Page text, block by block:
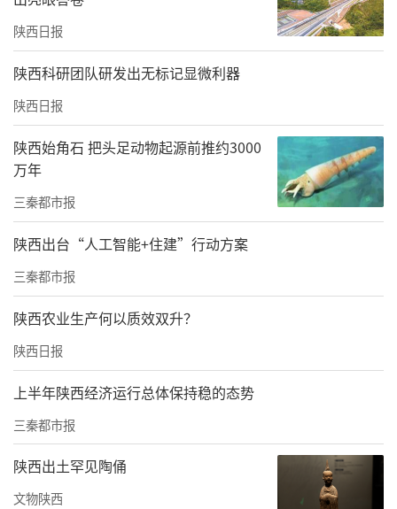
图为大唐华银怀化通道县江县248.5MW风电项
陕建股份深入践行“双碳”战略，将绿色基因
植入全产业链。创新打造“光伏+”多元场景体
系，实现治沙、生态修复与能源开发协同共
洋”般的光伏矩阵。在泾阳废旧矿区，光伏板
与生态修复融合，让荒山变身“绿电工厂”；
在神木乡村，“千村光伏”行动照亮致富路，
年发电量3000万度反哺集体经济。
陕西日报
陕西科研团队研发出无标记显微利器
陕西日报
陕西始角石 把头足动物起源前推约3000
万年
三秦都市报
陕西出台“人工智能+住建”行动方案
三秦都市报
陕西农业生产何以质效双升？
陕西日报
上半年陕西经济运行总体保持稳的态势
三秦都市报
陕西出土罕见陶俑
文物陕西